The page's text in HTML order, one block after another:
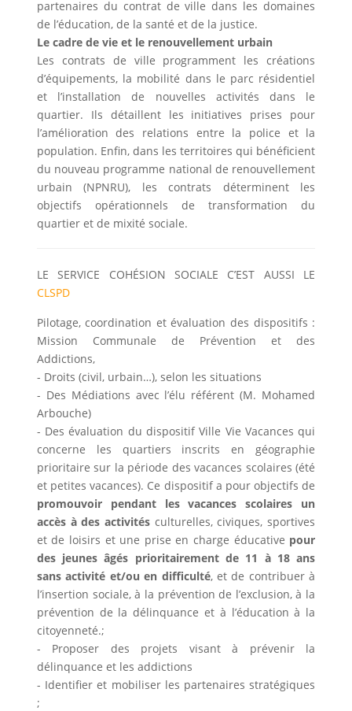
partenaires du contrat de ville dans les domaines
de l’éducation, de la santé et de la justice.
Le cadre de vie et le renouvellement urbain
Les contrats de ville programment les créations
d’équipements, la mobilité dans le parc résidentiel
et l’installation de nouvelles activités dans le
quartier. Ils détaillent les initiatives prises pour
l’amélioration des relations entre la police et la
population. Enfin, dans les territoires qui bénéficient
du nouveau programme national de renouvellement
urbain (NPNRU), les contrats déterminent les
objectifs opérationnels de transformation du
quartier et de mixité sociale.
LE SERVICE COHÉSION SOCIALE C’EST AUSSI LE
CLSPD
Pilotage, coordination et évaluation des dispositifs :
Mission Communale de Prévention et des
Addictions,
- Droits (civil, urbain…), selon les situations
- Des Médiations avec l’élu référent (M. Mohamed
Arbouche)
- Des évaluation du dispositif Ville Vie Vacances qui
concerne les quartiers inscrits en géographie
prioritaire sur la période des vacances scolaires (été
et petites vacances). Ce dispositif a pour objectifs de
promouvoir pendant les vacances scolaires un
accès à des activités culturelles, civiques, sportives
et de loisirs et une prise en charge éducative pour
des jeunes âgés prioritairement de 11 à 18 ans
sans activité et/ou en difficulté, et de contribuer à
l’insertion sociale, à la prévention de l’exclusion, à la
prévention de la délinquance et à l’éducation à la
citoyenneté.;
- Proposer des projets visant à prévenir la
délinquance et les addictions
- Identifier et mobiliser les partenaires stratégiques
;